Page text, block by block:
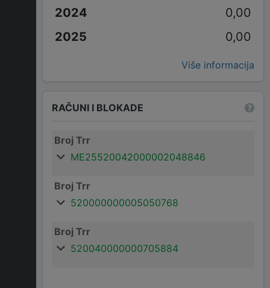
0,00
0,00
Više informacija
RAČUNI I BLOKADE
Broj Trr
ME25520042000002048846
Broj Trr
520000000005050768
Broj Trr
520040000000705884